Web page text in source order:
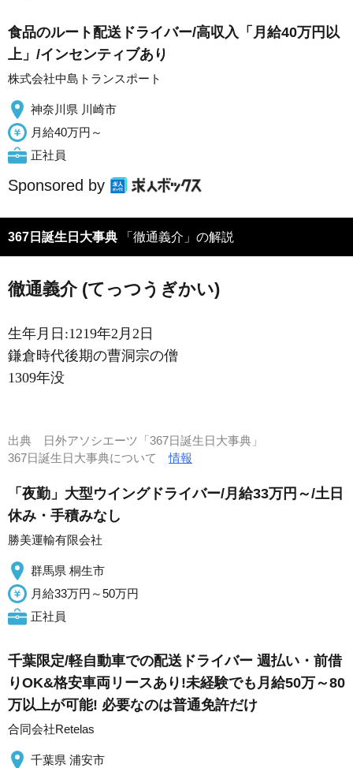
食品のルート配送ドライバー/高収入「月給40万円以
上」/インセンティブあり
株式会社中島トランスポート
神奈川県 川崎市
月給40万円～
正社員
Sponsored by
367日誕生日大事典 「徹通義介」の解説
徹通義介 (てっつうぎかい)
生年月日:1219年2月2日
鎌倉時代後期の曹洞宗の僧
1309年没
出典
日外アソシエーツ「367日誕生日大事典」
367日誕生日大事典について情報
「夜勤」大型ウイングドライバー/月給33万円～/土日
休み・手積みなし
勝美運輸有限会社
群馬県 桐生市
月給33万円～50万円
正社員
千葉限定/軽自動車での配送ドライバー 週払い・前借
りOK&格安車両リースあり!未経験でも月給50万～80
万以上が可能! 必要なのは普通免許だけ
合同会社Retelas
千葉県 浦安市